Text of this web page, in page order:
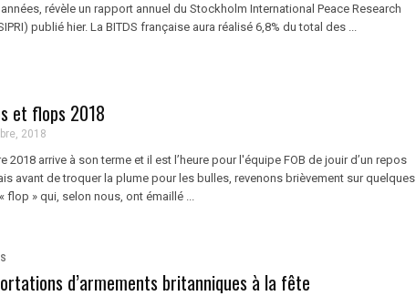
révèle un rapport annuel du Stockholm International Peace Research
publié hier. La BITDS française aura réalisé 6,8% du total des ...
et flops 2018
2018
2018 arrive à son terme et il est l’heure pour l'équipe FOB de jouir d’un repos
avant de troquer la plume pour les bulles, revenons brièvement sur quelques
flop » qui, selon nous, ont émaillé ...
d’armements britanniques à la fête